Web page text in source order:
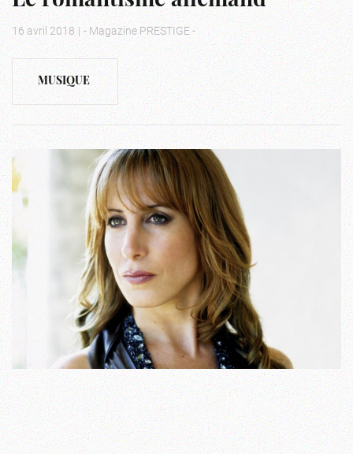
16 avril 2018 | - Magazine PRESTIGE -
MUSIQUE